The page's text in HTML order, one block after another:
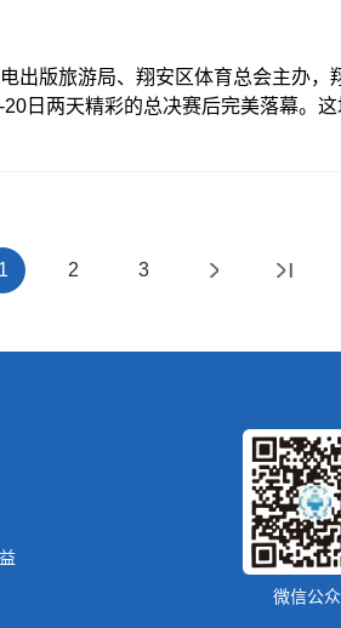
出版旅游局、翔安区体育总会主办，
日两天精彩的总决赛后完美落幕。这
少参赛职工都沉浸在运动的乐趣中，
，更是感受
1 2 3
微信公